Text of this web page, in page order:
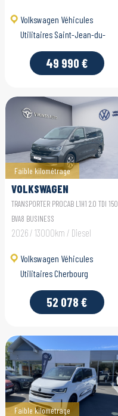
Volkswagen Véhicules
Utilitaires Saint-Jean-du-
Cardonnay
49 990 €
Faible kilométrage
VOLKSWAGEN
UTILITAIRES
TRANSPORTER PROCAB
TRANSPORTER PROCAB L1H1 2.0 TDI 150
BVA8 BUSINESS
2026 / 13000km / Diesel
Volkswagen Véhicules
Utilitaires Cherbourg
52 078 €
Faible kilométrage